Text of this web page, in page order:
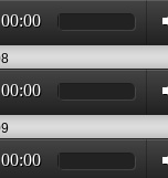
00:00
00:00
00:00